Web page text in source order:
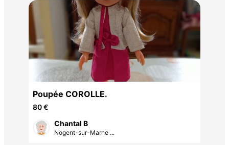
Poupée COROLLE.
80 €
Chantal B
Nogent-sur-Marne ...